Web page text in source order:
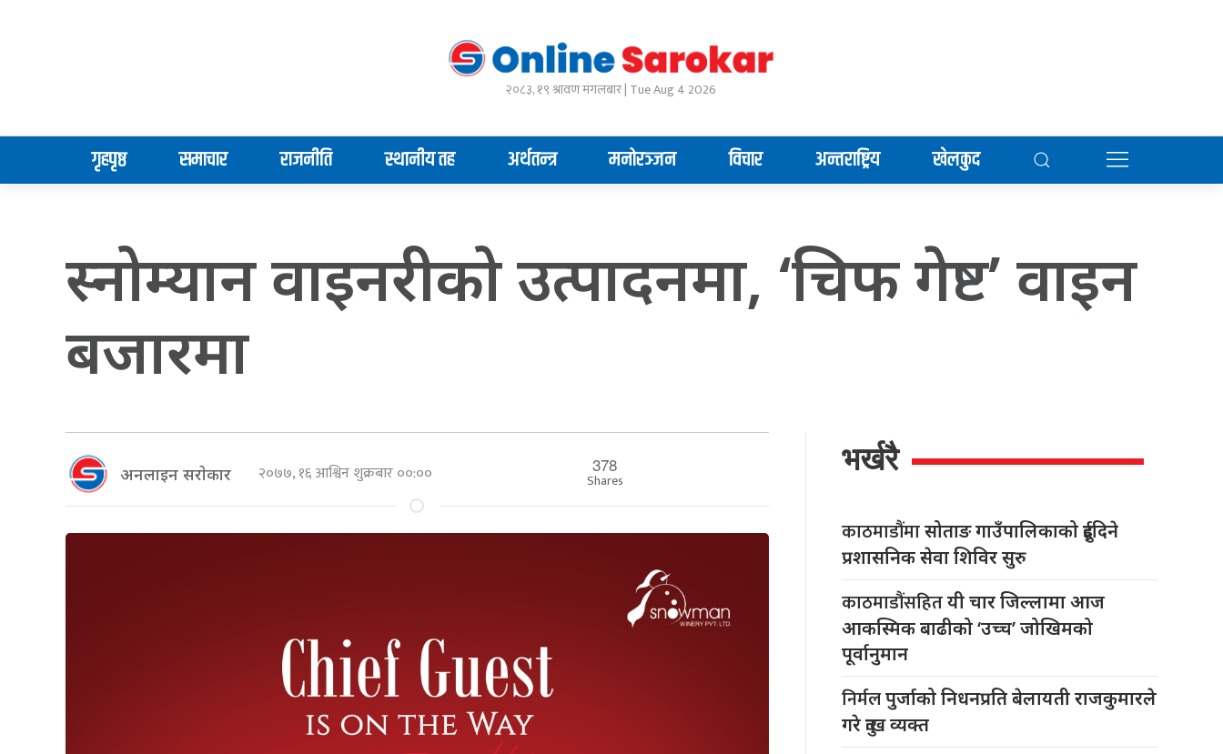
२०८३, १९ श्रावण मंगलबार | Tue Aug 4 2026
गृहपृष्ठ समाचार राजनीति स्थानीय तह अर्थतन्त्र मनोरञ्जन विचार अन्तराष्ट्रिय खेलकुद
स्नोम्यान वाइनरीको उत्पादनमा, ‘चिफ गेष्ट’ वाइन
बजारमा
अनलाइन सराेकार २०७७, १६ आश्विन शुक्रबार ००:०० 378
Shares
भर्खरै
काठमाडौंमासोताङ गाउँपालिकाको दुईदिने
प्रशासनिक सेवा शिविर सुरु
काठमाडौंसहितयी चार जिल्लामा आज
आकस्मिक बाढीको ‘उच्च’ जोखिमको
पूर्वानुमान
निर्मलपुर्जाको निधनप्रति बेलायती राजकुमारले
गरे दुःख व्यक्त